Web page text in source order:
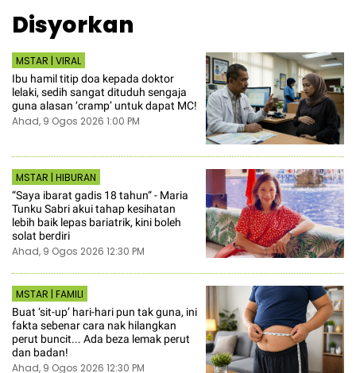
Disyorkan
MSTAR | VIRAL
Ibu hamil titip doa kepada doktor
lelaki, sedih sangat dituduh sengaja
guna alasan ‘cramp’ untuk dapat MC!
Ahad, 9 Ogos 2026 1:00 PM
MSTAR | HIBURAN
“Saya ibarat gadis 18 tahun“ - Maria
Tunku Sabri akui tahap kesihatan
lebih baik lepas bariatrik, kini boleh
solat berdiri
Ahad, 9 Ogos 2026 12:30 PM
MSTAR | FAMILI
Buat ‘sit-up’ hari-hari pun tak guna, ini
fakta sebenar cara nak hilangkan
perut buncit... Ada beza lemak perut
dan badan!
Ahad, 9 Ogos 2026 12:30 PM